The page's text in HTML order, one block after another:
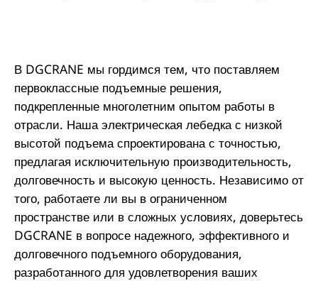
В DGCRANE мы гордимся тем, что поставляем
первоклассные подъемные решения,
подкрепленные многолетним опытом работы в
отрасли. Наша электрическая лебедка с низкой
высотой подъема спроектирована с точностью,
предлагая исключительную производительность,
долговечность и высокую ценность. Независимо от
того, работаете ли вы в ограниченном
пространстве или в сложных условиях, доверьтесь
DGCRANE в вопросе надежного, эффективного и
долговечного подъемного оборудования,
разработанного для удовлетворения ваших